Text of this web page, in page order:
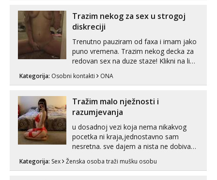
Trazim nekog za sex u strogoj
diskreciji
Trenutno pauziram od faxa i imam jako
puno vremena. Trazim nekog decka za
redovan sex na duze staze! Klikni na link
Kategorija: Osobni kontakti ONA
Tražim malo nježnosti i
razumjevanja
u dosadnoj vezi koja nema nikakvog
pocetka ni kraja,jednostavno sam
nesretna. sve dajem a nista ne dobivam
zadovoljiti moje potrebe,ne trazim puno
Kategorija: Sex Ženska osoba traži mušku osobu